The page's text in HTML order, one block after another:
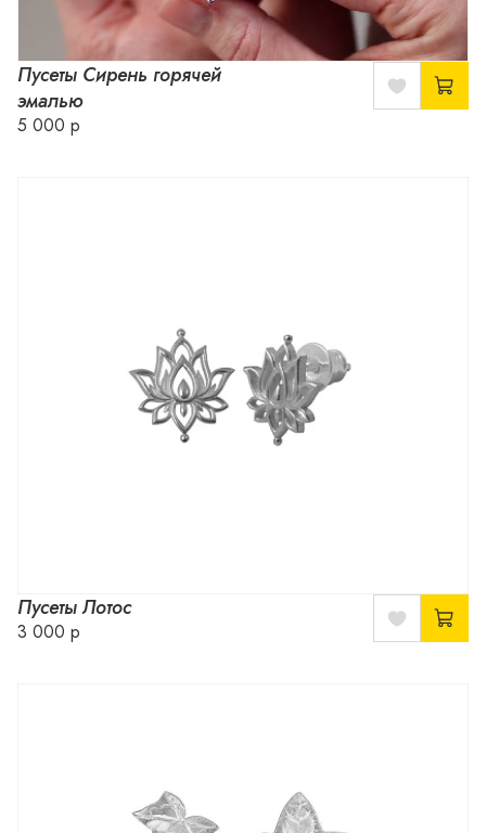
Пусеты Сирень горячей
эмалью
5 000 р
Пусеты Лотос
3 000 р